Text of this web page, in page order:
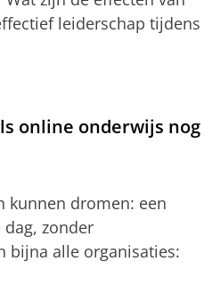
leiderschap tijdens
online onderwijs nog
kunnen dromen: een
zonder
bijna alle organisaties: